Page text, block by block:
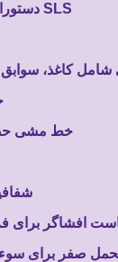
دستورالعمل سفر خارج از جامعه برای SLS
کاغذ، سوابق
خط مشی
افشاگر برای
صفر برای سوء